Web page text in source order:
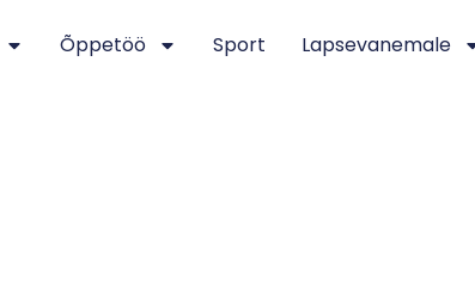
Õppetöö Sport Lapsevanemale